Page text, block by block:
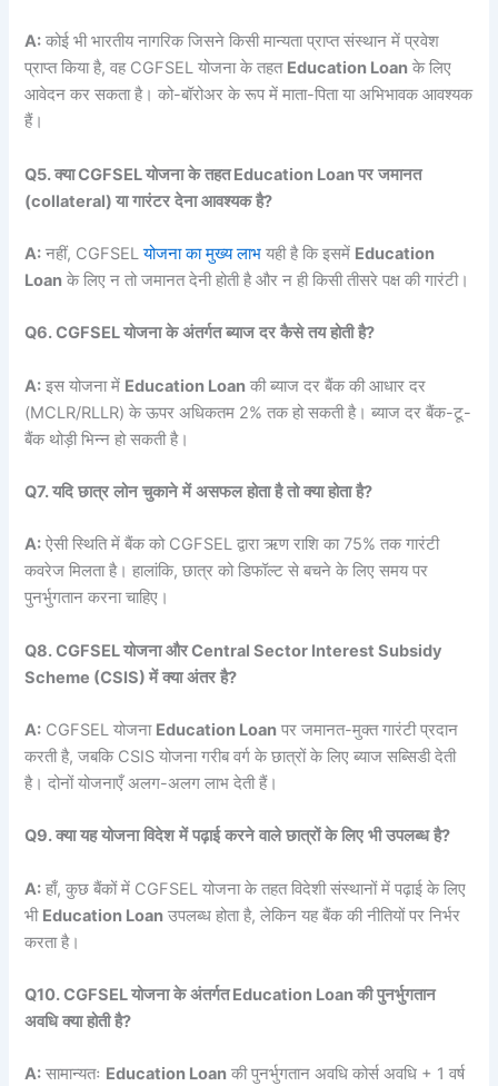
A: कोई भी भारतीय नागरिक जिसने किसी मान्यता प्राप्त संस्थान में प्रवेश
प्राप्त किया है, वह CGFSEL योजना के तहत Education Loan के लिए
आवेदन कर सकता है। को-बॉरोअर के रूप में माता-पिता या अभिभावक आवश्यक
हैं।
Q5.क्याCGFSELयोजना के तहतEducation Loanपर जमानत
(collateral)या गारंटर देना आवश्यक है?
A: नहीं, CGFSELयोजना का मुख्य लाभ यही है कि इसमें Education
Loan के लिए न तो जमानत देनी होती है और न ही किसी तीसरे पक्ष की गारंटी।
Q6. CGFSELयोजना के अंतर्गत ब्याज दर कैसे तय होती है?
A: इस योजना में Education Loan की ब्याज दर बैंक की आधार दर
(MCLR/RLLR) के ऊपर अधिकतम 2% तक हो सकती है। ब्याज दर बैंक-टू-
बैंक थोड़ी भिन्न हो सकती है।
Q7.यदि छात्र लोन चुकाने में असफल होता है तो क्या होता है?
A: ऐसी स्थिति में बैंक को CGFSEL द्वारा ऋण राशि का 75% तक गारंटी
कवरेज मिलता है। हालांकि, छात्र को डिफॉल्ट से बचने के लिए समय पर
पुनर्भुगतान करना चाहिए।
Q8. CGFSELयोजना औरCentral Sector Interest Subsidy
Scheme (CSIS)में क्या अंतर है?
A: CGFSEL योजना Education Loan पर जमानत-मुक्त गारंटी प्रदान
करती है, जबकि CSIS योजना गरीब वर्ग के छात्रों के लिए ब्याज सब्सिडी देती
है। दोनों योजनाएँ अलग-अलग लाभ देती हैं।
Q9.क्या यह योजना विदेश में पढ़ाई करने वाले छात्रों के लिए भी उपलब्ध है?
A: हाँ, कुछ बैंकों में CGFSEL योजना के तहत विदेशी संस्थानों में पढ़ाई के लिए
भी Education Loan उपलब्ध होता है, लेकिन यह बैंक की नीतियों पर निर्भर
करता है।
Q10. CGFSELयोजना के अंतर्गतEducation Loanकी पुनर्भुगतान
अवधि क्या होती है?
A: सामान्यतः Education Loan की पुनर्भुगतान अवधि कोर्स अवधि + 1 वर्ष